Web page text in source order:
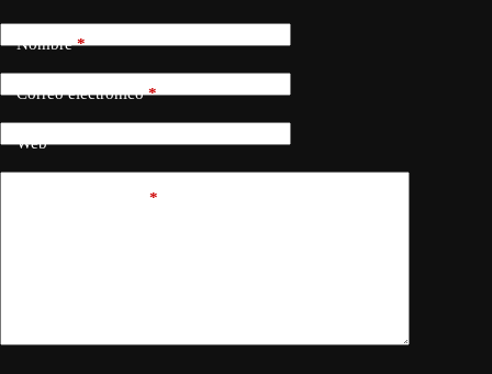
Nombre*
Correo electrónico*
Web
*